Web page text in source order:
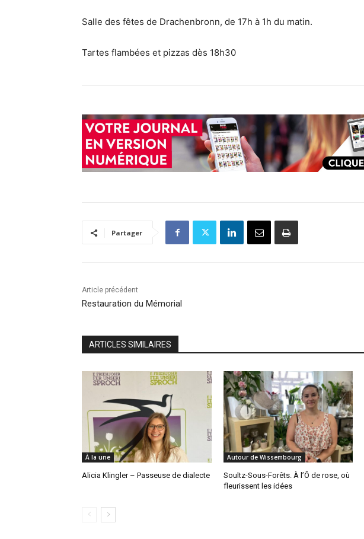
Salle des fêtes de Drachenbronn, de 17h à 1h du matin.
Tartes flambées et pizzas dès 18h30
Partager
Article précédent
Restauration du Mémorial
ARTICLES SIMILAIRES
À la une
Alicia Klingler – Passeuse de dialecte
Autour de Wissembourg
Soultz-Sous-Forêts. À l’Ô de rose, où
fleurissent les idées